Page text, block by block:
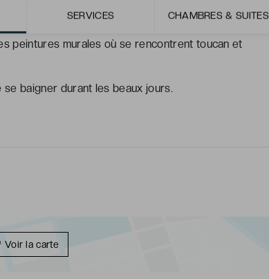
SERVICES CHAMBRES & SUITES
suit à travers tout l’hôtel.
peintures murales où se rencontrent toucan et
baigner durant les beaux jours.
Voir la carte